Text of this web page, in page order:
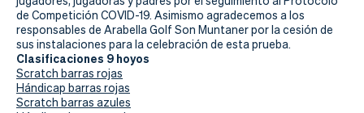
de Competición COVID-19. Asimismo agradecemos a los
responsables de Arabella Golf Son Muntaner por la cesión de
sus instalaciones para la celebración de esta prueba.
Clasificaciones 9 hoyos
Scratch barras rojas
Hándicap barras rojas
Scratch barras azules